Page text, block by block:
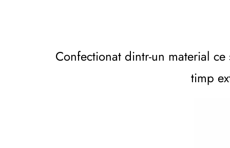
Confectionat dintr-un material
timp